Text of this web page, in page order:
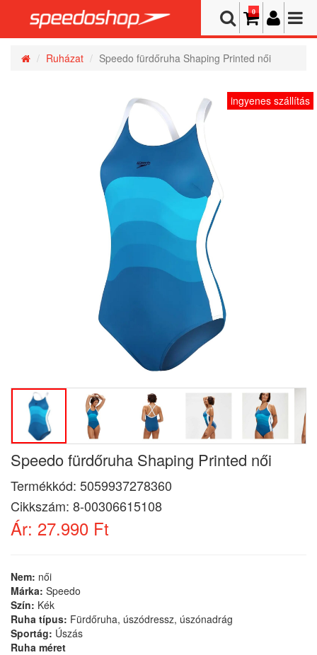
0
Ruházat Speedo fürdőruha Shaping Printed női
ingyenes szállítás
Speedo fürdőruha Shaping Printed női
Termékkód: 5059937278360
Cikkszám: 8-00306615108
Ár: 27.990 Ft
Nem: női
Márka: Speedo
Szín: Kék
Ruha típus: Fürdőruha, úszódressz, úszónadrág
Sportág: Úszás
Ruha méret